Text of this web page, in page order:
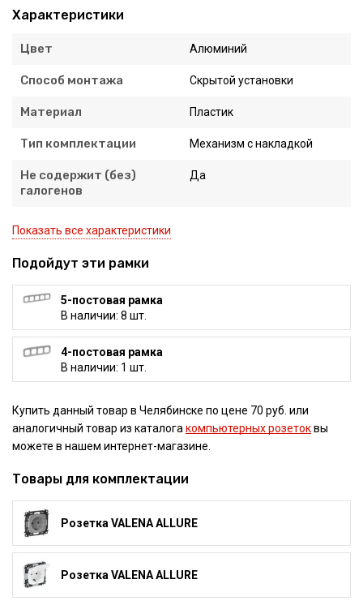
Характеристики
Цвет Алюминий
Способ монтажа Скрытой установки
Материал Пластик
Тип комплектации Механизм с накладкой
Не содержит (без)
галогенов
Да
Показать все характеристики
Подойдут эти рамки
5-постовая рамка
В наличии: 8 шт.
4-постовая рамка
В наличии: 1 шт.
Купить данный товар в Челябинске по цене 70 руб. или
аналогичный товар из каталогакомпьютерных розетоквы
можете в нашем интернет-магазине.
Товары для комплектации
Розетка VALENA ALLURE
Розетка VALENA ALLURE